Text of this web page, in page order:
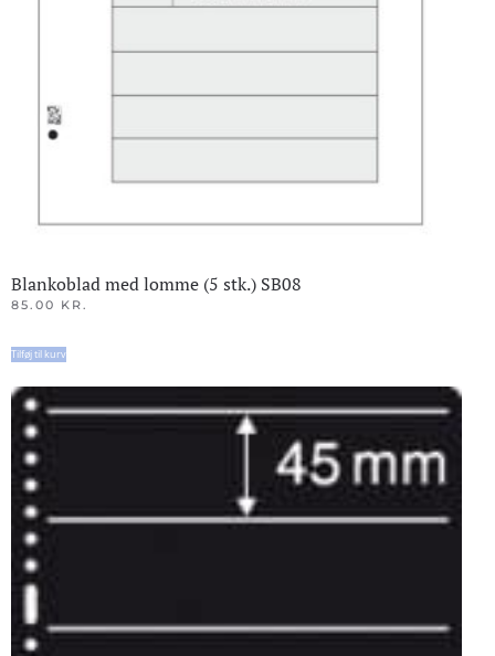
Blankoblad med lomme (5 stk.) SB08
85.00 KR.
Tilføj til kurv